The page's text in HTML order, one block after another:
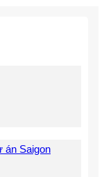
án Saigon